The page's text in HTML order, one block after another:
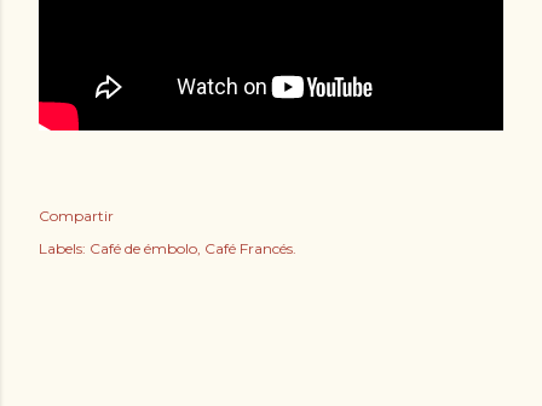
Compartir
Labels: Café de émbolo Café Francés.